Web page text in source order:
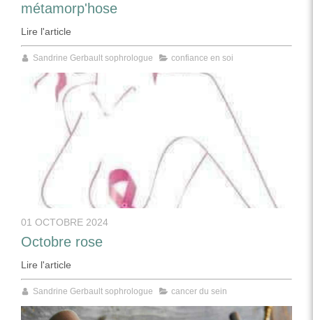
métamorp'hose
Lire l'article
Sandrine Gerbault sophrologue confiance en soi
01 OCTOBRE 2024
Octobre rose
Lire l'article
Sandrine Gerbault sophrologue cancer du sein